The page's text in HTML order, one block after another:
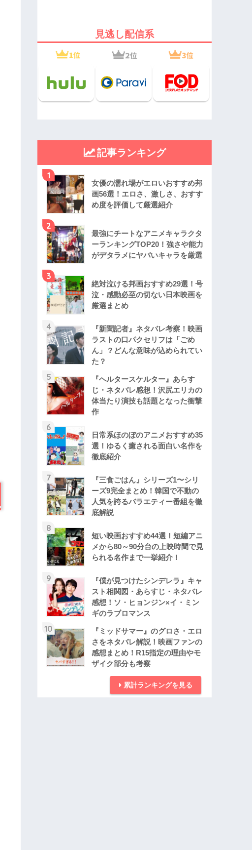
見逃し配信系
記事ランキング
1
女優の濡れ場がエロいおすすめ邦
画56選！エロさ、激しさ、おすす
め度を評価して厳選紹介
2
最強にチートなアニメキャラクタ
ーランキングTOP20！強さや能力
がデタラメにヤバいキャラを厳選
3
絶対泣ける邦画おすすめ29選！号
泣・感動必至の切ない日本映画を
厳選まとめ
4
『新聞記者』ネタバレ考察！映画
ラストの口パクセリフは「ごめ
ん」？どんな意味が込められてい
た？
5
『ヘルタースケルター』あらす
じ・ネタバレ感想！沢尻エリカの
体当たり演技も話題となった衝撃
作
6
日常系ほのぼのアニメおすすめ35
選！ゆるく癒される面白い名作を
徹底紹介
7
『三食ごはん』シリーズ1〜シリ
ーズ9完全まとめ！韓国で不動の
人気を誇るバラエティー番組を徹
底解説
8
短い映画おすすめ44選！短編アニ
メから80～90分台の上映時間で見
られる名作まで一挙紹介！
9
『僕が見つけたシンデレラ』キャ
スト相関図・あらすじ・ネタバレ
感想！ソ・ヒョンジン×イ・ミン
ギのラブロマンス
10
『ミッドサマー』のグロさ・エロ
さをネタバレ解説！映画ファンの
感想まとめ！R15指定の理由やモ
ザイク部分も考察
累計ランキングを見る